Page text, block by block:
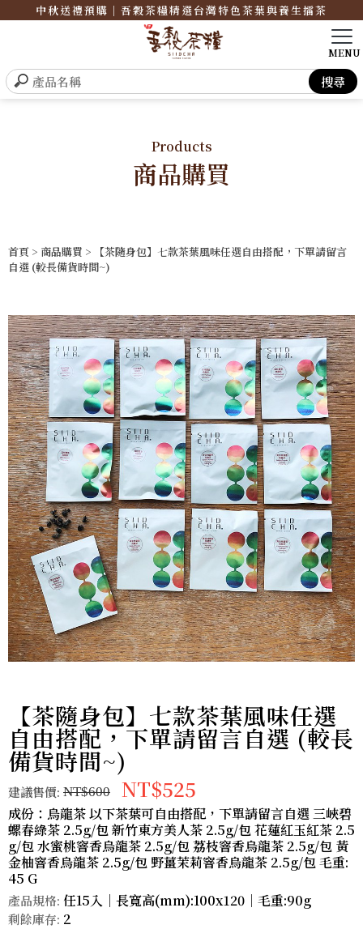
中秋送禮預購｜吾穀茶糧精選台灣特色茶葉與養生擂茶
Products
商品購買
首頁 > 商品購買 > 【茶隨身包】七款茶葉風味任選自由搭配，下單請留言
自選 (較長備貨時間~)
【茶隨身包】七款茶葉風味任選
自由搭配，下單請留言自選 (較長
備貨時間~)
建議售價: NT$600 NT$525
成份：烏龍茶 以下茶葉可自由搭配，下單請留言自選 三峽碧
螺春綠茶 2.5g/包 新竹東方美人茶 2.5g/包 花蓮紅玉紅茶 2.5
g/包 水蜜桃窨香烏龍茶 2.5g/包 荔枝窨香烏龍茶 2.5g/包 黃
金柚窨香烏龍茶 2.5g/包 野薑茉莉窨香烏龍茶 2.5g/包 毛重:
45 G
產品規格: 任15入｜長寬高(mm):100x120｜毛重:90g
剩餘庫存: 2